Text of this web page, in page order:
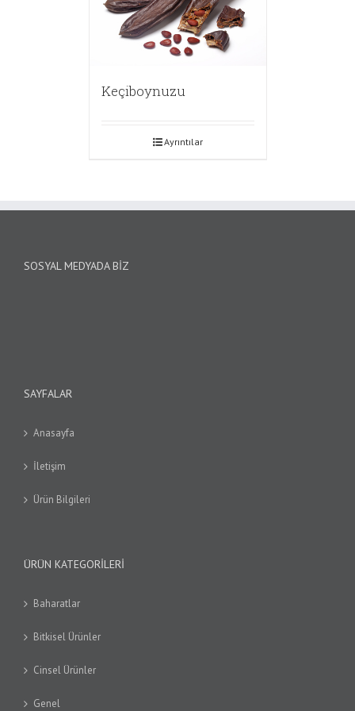
Keçiboynuzu
Ayrıntılar
SOSYAL MEDYADA BIZ
SAYFALAR
Anasayfa
İletişim
Ürün Bilgileri
ÜRÜN KATEGORILERI
Baharatlar
Bitkisel Ürünler
Cinsel Ürünler
Genel